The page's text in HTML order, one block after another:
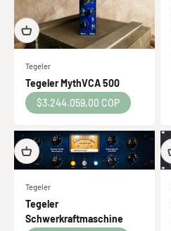
Tegeler
Tegeler MythVCA 500
Precio de oferta
$3.244.059,00 COP
Tegeler
Tegeler
Schwerkraftmaschine